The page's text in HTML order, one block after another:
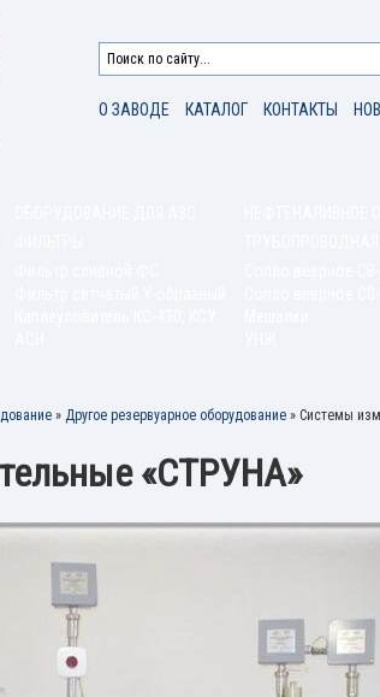
О ЗАВОДЕ КАТАЛОГ КОНТАКТЫ
» Другое резервуарное оборудование » Системы
«СТРУНА»